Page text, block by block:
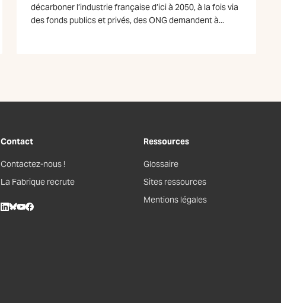
décarboner l’industrie française d’ici à 2050, à la fois via
des fonds publics et privés, des ONG demandent à...
Contact
Contactez-nous !
La Fabrique recrute
Ressources
Glossaire
Sites ressources
Mentions légales